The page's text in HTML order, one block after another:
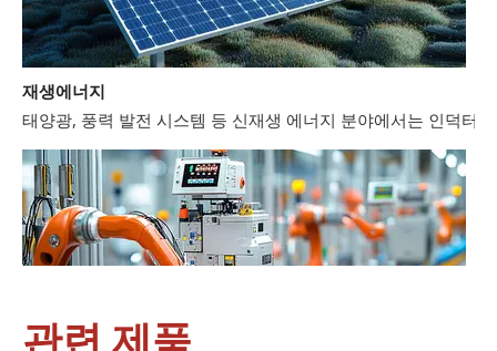
재생에너지
태양광, 풍력 발전 시스템 등 신재생 에너지 분야에서는 인덕터
관련 제품